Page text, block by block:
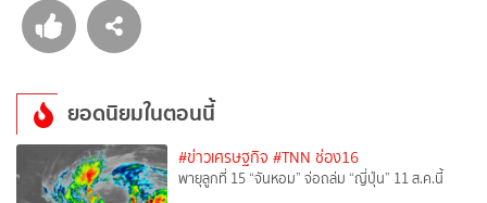
ยอดนิยมในตอนนี้
#ข่าวเศรษฐกิจ #TNN ช่อง16
พายุลูกที่ 15 “จันหอม” จ่อถล่ม “ญี่ปุ่น” 11 ส.ค.นี้